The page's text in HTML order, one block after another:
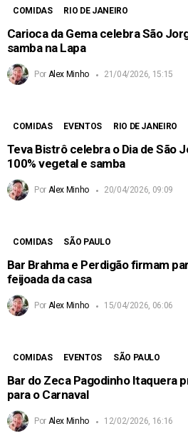
COMIDAS RIO DE JANEIRO
Carioca da Gema celebra São
samba na Lapa
Por Alex Minho 21/04/2026, 15:15
COMIDAS EVENTOS RIO DE JANEIRO
Teva Bistrô celebra o Dia de São
100% vegetal e samba
Por Alex Minho 20/04/2026, 09:09
COMIDAS SÃO PAULO
Bar Brahma e Perdigão firmam
feijoada da casa
Por Alex Minho 15/04/2026, 06:06
COMIDAS EVENTOS SÃO PAULO
Bar do Zeca Pagodinho Itaquera
para o Carnaval
Por Alex Minho 12/02/2026, 16:16